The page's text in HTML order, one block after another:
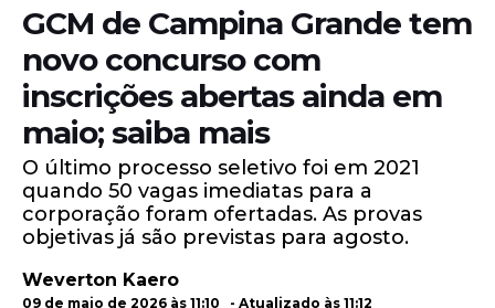
GCM de Campina Grande tem
novo concurso com
inscrições abertas ainda em
maio; saiba mais
O último processo seletivo foi em 2021
quando 50 vagas imediatas para a
corporação foram ofertadas. As provas
objetivas já são previstas para agosto.
Weverton Kaero
09 de maio de 2026 às 11:10 - Atualizado às 11:12